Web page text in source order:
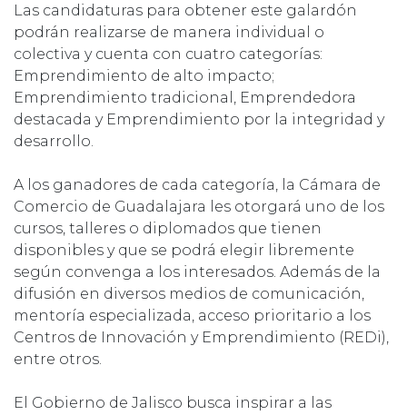
Las candidaturas para obtener este galardón
podrán realizarse de manera individual o
colectiva y cuenta con cuatro categorías:
Emprendimiento de alto impacto;
Emprendimiento tradicional, Emprendedora
destacada y Emprendimiento por la integridad y
desarrollo.
A los ganadores de cada categoría, la Cámara de
Comercio de Guadalajara les otorgará uno de los
cursos, talleres o diplomados que tienen
disponibles y que se podrá elegir libremente
según convenga a los interesados. Además de la
difusión en diversos medios de comunicación,
mentoría especializada, acceso prioritario a los
Centros de Innovación y Emprendimiento (REDi),
entre otros.
El Gobierno de Jalisco busca inspirar a las